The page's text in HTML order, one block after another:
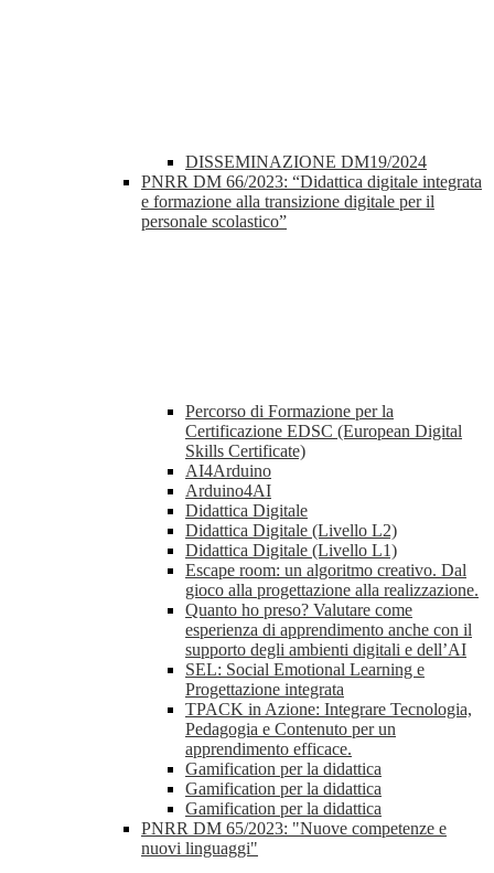
DISSEMINAZIONE DM19/2024
PNRR DM 66/2023: “Didattica digitale integrata
e formazione alla transizione digitale per il
personale scolastico”
Percorso di Formazione per la
Certificazione EDSC (European Digital
Skills Certificate)
AI4Arduino
Arduino4AI
Didattica Digitale
Didattica Digitale (Livello L2)
Didattica Digitale (Livello L1)
Escape room: un algoritmo creativo. Dal
gioco alla progettazione alla realizzazione.
Quanto ho preso? Valutare come
esperienza di apprendimento anche con il
supporto degli ambienti digitali e dell’AI
SEL: Social Emotional Learning e
Progettazione integrata
TPACK in Azione: Integrare Tecnologia,
Pedagogia e Contenuto per un
apprendimento efficace.
Gamification per la didattica
Gamification per la didattica
Gamification per la didattica
PNRR DM 65/2023: "Nuove competenze e
nuovi linguaggi"